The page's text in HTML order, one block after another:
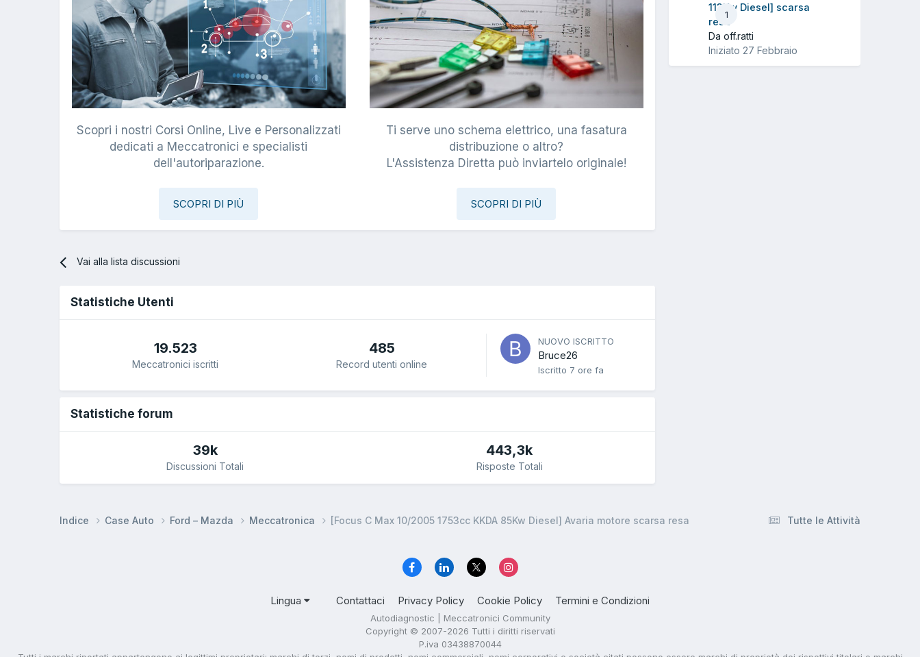
Scopri i nostri Corsi Online, Live e Personalizzati
dedicati a Meccatronici e specialisti
dell'autoriparazione.
SCOPRI DI PIÙ
Ti serve uno schema elettrico, una fasatura
distribuzione o altro?
L'Assistenza Diretta può inviartelo originale!
SCOPRI DI PIÙ
Vai alla lista discussioni
Statistiche Utenti
19.523
Meccatronici iscritti
485
Record utenti online
NUOVO ISCRITTO
Bruce26
Iscritto 7 ore fa
Statistiche forum
39k
Discussioni Totali
443,3k
Risposte Totali
1
113Kw Diesel] scarsa
resa
Da off.ratti
Iniziato 27 Febbraio
Tutte le Attività
Indice Case Auto Ford – Mazda Meccatronica [Focus C Max 10/2005 1753cc KKDA 85Kw Diesel] Avaria motore scarsa resa
Lingua Contattaci Privacy Policy Cookie Policy Termini e Condizioni
Autodiagnostic | Meccatronici Community
Copyright © 2007-2026 Tutti i diritti riservati
P.iva 03438870044